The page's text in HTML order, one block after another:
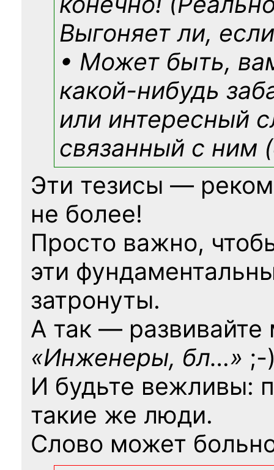
Выгоняет ли,
• Может быть,
какой-нибудь
или интересный
связанный с ним
Эти тезисы —
не более!
Просто важно,
эти
затронуты.
А так — развивайте
«Инженеры, бл…» ;-
И будьте вежливы:
такие же люди.
Слово может